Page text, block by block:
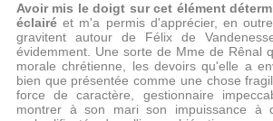
Avoir mis le doigt sur cet élément
éclairé et m'a permis d'apprécier, en
gravitent autour de Félix de
évidemment. Une sorte de Mme de Rênal
morale chrétienne, les devoirs qu'elle a
bien que présentée comme une chose
force de caractère, gestionnaire
montrer à son mari son impuissance à